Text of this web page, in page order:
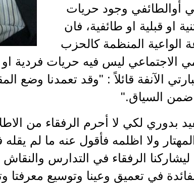
أوالطائفي وجود حريات
او قبلية او طائفية، فان
الواعية المنظمة كالحزب
الاجتماعي ليس فيه حريات فردية
الآنفة قائلاً : "وقد تعمدنا وضع
السياق."
بدوري لكي لا أحرم الرفقاء من
ولا اظلمه فأقول عنه ما لم
ليشاركنا الرفقاء في التدارس
في تعميق وعينا وتوسيع معرفتا